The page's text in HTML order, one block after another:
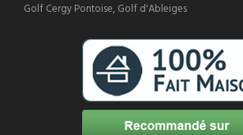
Golf Cergy Pontoise, Golf d'Ableiges